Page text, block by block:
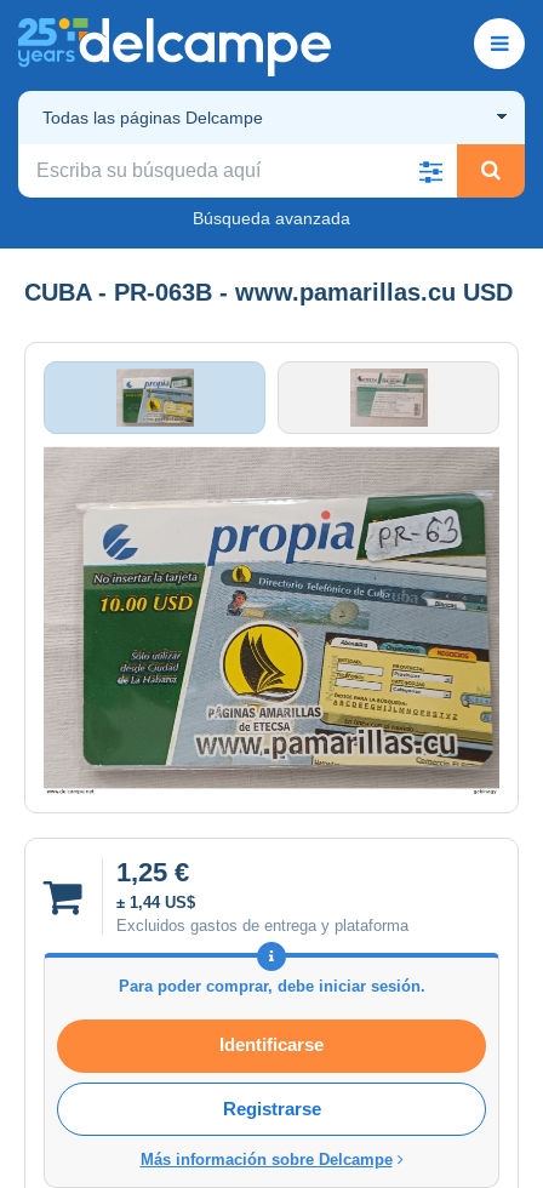
Todas las páginas Delcampe
Búsqueda avanzada
CUBA - PR-063B - www.pamarillas.cu USD
1,25 €
± 1,44 US$
Excluidos gastos de entrega y plataforma
Para poder comprar, debe iniciar sesión.
Identificarse
Registrarse
Más información sobre Delcampe